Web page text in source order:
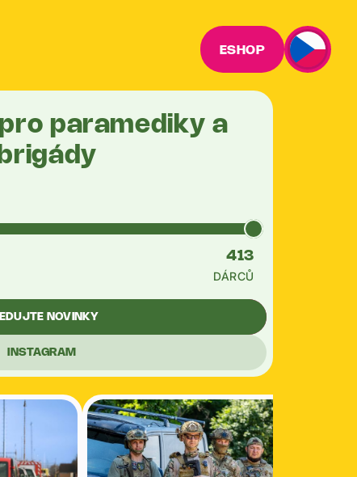
ESHOP
paramediky a
413
DÁRCŮ
NOVINKY
INSTAGRAM